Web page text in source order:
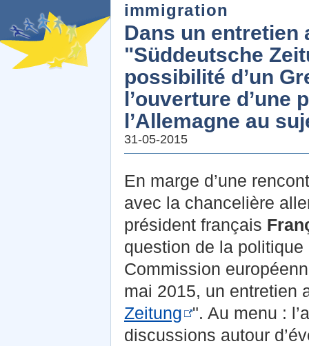
immigration
Dans un entretien
"Süddeutsche
possibilité d’un
l’ouverture d’une
l’Allemagne au
31-05-2015
En marge d’une
avec la chancelière
président français
question de la
Commission
mai 2015, un entretien
Zeitung
". Au menu :
discussions autour